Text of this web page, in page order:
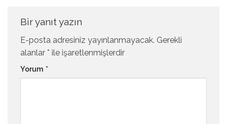
Bir yanıt yazın
E-posta adresiniz yayınlanmayacak. Gerekli
alanlar * ile işaretlenmişlerdir
Yorum *